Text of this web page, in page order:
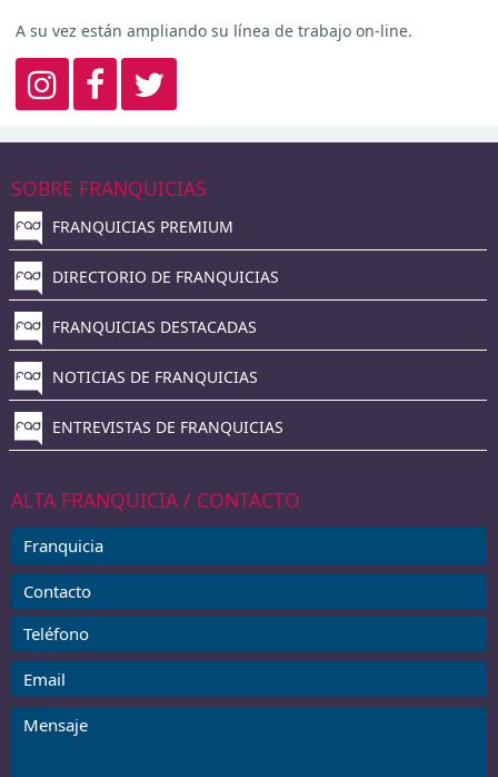
A su vez están ampliando su línea de trabajo on-line.
SOBRE FRANQUICIAS
FRANQUICIAS PREMIUM
DIRECTORIO DE FRANQUICIAS
FRANQUICIAS DESTACADAS
NOTICIAS DE FRANQUICIAS
ENTREVISTAS DE FRANQUICIAS
ALTA FRANQUICIA / CONTACTO